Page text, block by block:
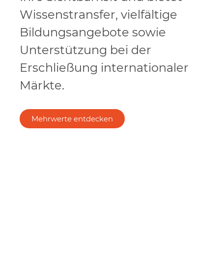
Wissenstransfer, vielfältige
Bildungsangebote sowie
Unterstützung bei der
Erschließung internationaler
Märkte.
Mehrwerte entdecken